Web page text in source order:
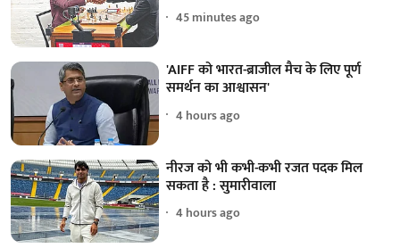
45 minutes ago
'AIFF को भारत-ब्राजील मैच के लिए पूर्ण
समर्थन का आश्वासन'
4 hours ago
नीरज को भी कभी-कभी रजत पदक मिल
सकता है : सुमारीवाला
4 hours ago